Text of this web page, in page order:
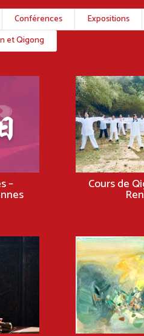
Conférences Expositions
et Qigong
– Cours de